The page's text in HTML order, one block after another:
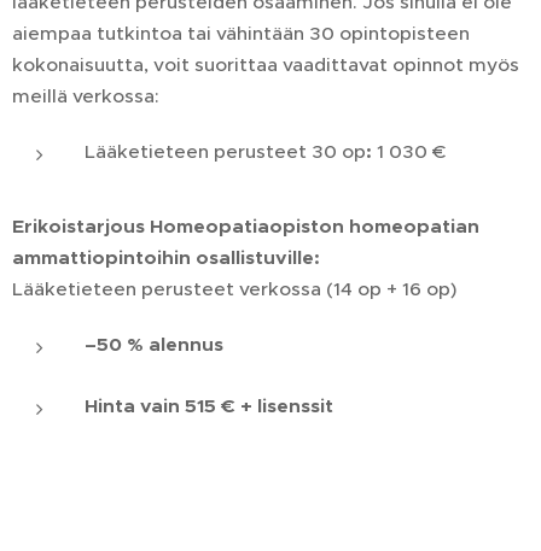
aiempaa tutkintoa tai vähintään 30 opintopisteen
kokonaisuutta, voit suorittaa vaadittavat opinnot myös
meillä verkossa:
Lääketieteen perusteet 30 op: 1 030 €
Erikoistarjous Homeopatiaopiston homeopatian
ammattiopintoihin osallistuville:
Lääketieteen perusteet verkossa (14 op + 16 op)
–50 % alennus
Hinta vain 515 € + lisenssit